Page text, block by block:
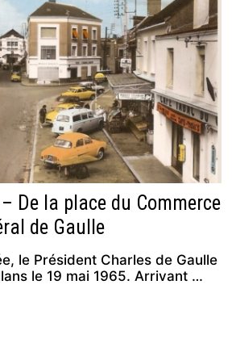
De la place du Commerce
de Gaulle
le Président Charles de Gaulle
le 19 mai 1965. Arrivant …